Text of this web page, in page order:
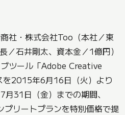
社・株式会社Too（本社／東
石井剛太、資本金／1億円）
ツール「Adobe Creative
2015年6月16日（火）より
31日（金）までの期間、
リートプランを特別価格で提